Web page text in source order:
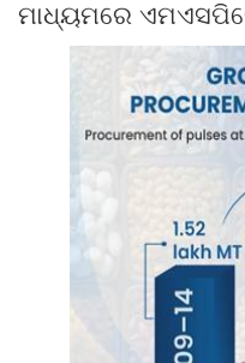
ମାଧ୍ୟମରେ